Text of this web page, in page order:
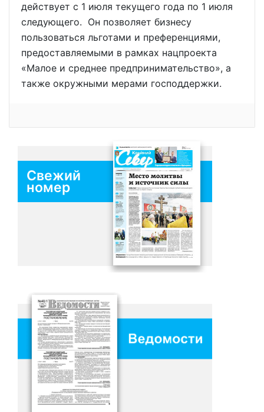
действует с 1 июля текущего года по 1 июля
следующего. Он позволяет бизнесу
пользоваться льготами и преференциями,
предоставляемыми в рамках нацпроекта
«Малое и среднее предпринимательство», а
также окружными мерами господдержки.
Свежий
номер